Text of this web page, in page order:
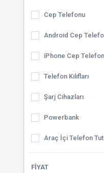
Cep Telefonu
Android Cep
iPhone Cep
Telefon Kılıfları
Şarj Cihazları
Powerbank
Araç İçi Telefon
FIYAT